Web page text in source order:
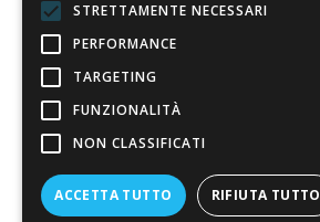
Chi siamo
Chi Siamo
Sostegno e riconoscimenti
Servizio clienti
FAQ
STRETTAMENTE NECESSARI
PERFORMANCE
TARGETING
FUNZIONALITÀ
NON CLASSIFICATI
ACCETTA TUTTO RIFIUTA TUTTO